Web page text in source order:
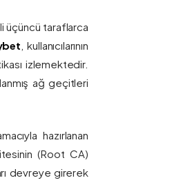
üçüncü taraflarca
, kullanıcılarının
izlemektedir.
ağ geçitleri
hazırlanan
(Root CA)
devreye girerek